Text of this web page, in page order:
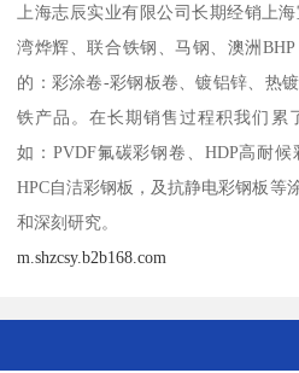
上海志辰实业有限公司长期经销上
湾烨辉、联合铁钢、马钢、澳洲
的：彩涂卷-彩钢板卷、镀铝锌、热
铁产品。在长期销售过程积我们累
如：PVDF氟碳彩钢卷、HDP高耐候
HPC自洁彩钢板，及抗静电彩钢板等
和深刻研究。
m.shzcsy.b2b168.com